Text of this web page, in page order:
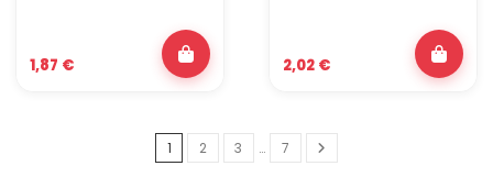
1,87 € 2,02 €
1 2 3 … 7